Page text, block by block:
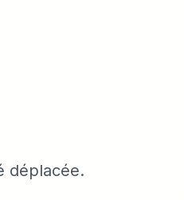
déplacée.